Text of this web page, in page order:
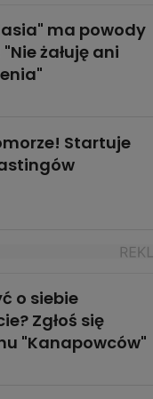
ma powody
żałuję ani
Startuje
o siebie
Zgłoś się
"Kanapowców"